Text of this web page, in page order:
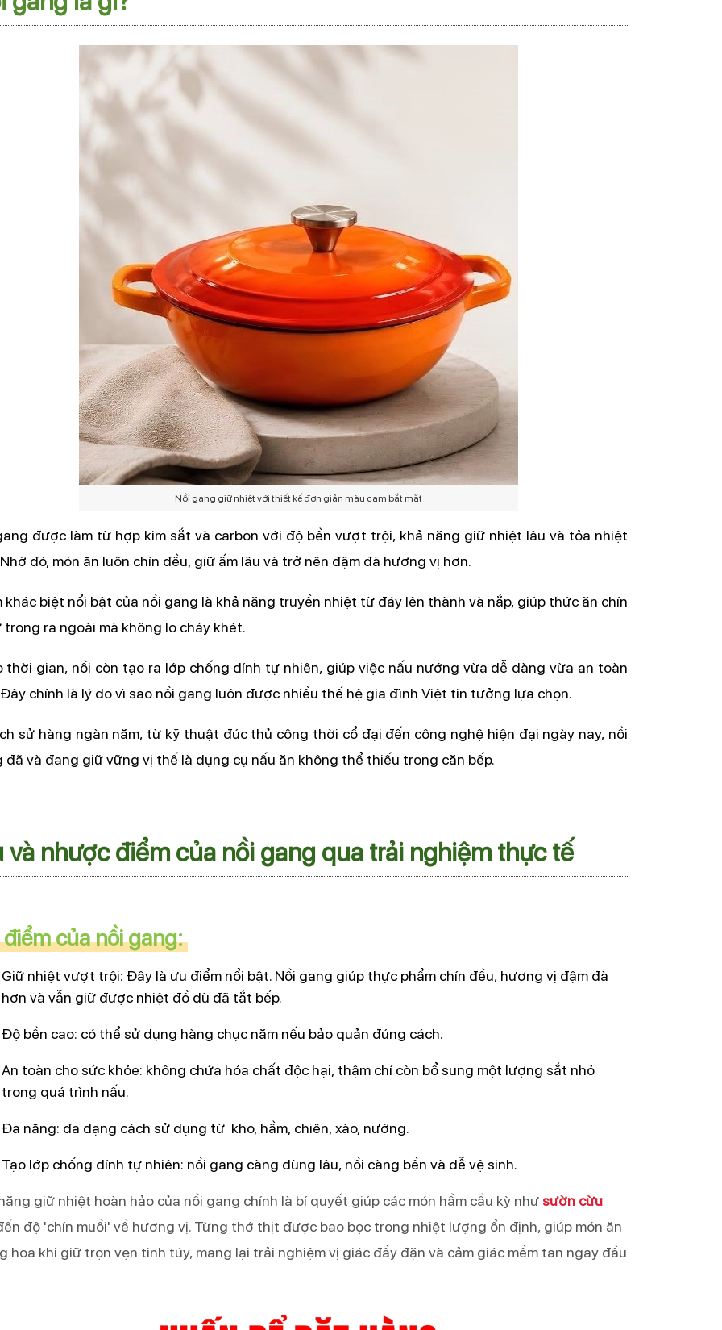
Nồi gang giữ nhiệt với thiết kế đơn giản màu cam bắt mắt
được làm từ hợp kim sắt và carbon với độ bền vượt trội, khả năng giữ nhiệt lâu và tỏa nhiệt
đó, món ăn luôn chín đều, giữ ấm lâu và trở nên đậm đà hương vị hơn.
khác biệt nổi bật của nồi gang là khả năng truyền nhiệt từ đáy lên thành và nắp, giúp thức ăn chín
trong ra ngoài mà không lo cháy khét.
thời gian, nồi còn tạo ra lớp chống dính tự nhiên, giúp việc nấu nướng vừa dễ dàng vừa an toàn
chính là lý do vì sao nồi gang luôn được nhiều thế hệ gia đình Việt tin tưởng lựa chọn.
sử hàng ngàn năm, từ kỹ thuật đúc thủ công thời cổ đại đến công nghệ hiện đại ngày nay, nồi
đã và đang giữ vững vị thế là dụng cụ nấu ăn không thể thiếu trong căn bếp.
và nhược điểm của nồi gang qua trải nghiệm thực tế
của nồi gang:
Giữ nhiệt vượt trội: Đây là ưu điểm nổi bật. Nồi gang giúp thực phẩm chín đều, hương vị đậm đà
hơn và vẫn giữ được nhiệt đồ dù đã tắt bếp.
Độ bền cao: có thể sử dụng hàng chục năm nếu bảo quản đúng cách.
An toàn cho sức khỏe: không chứa hóa chất độc hại, thậm chí còn bổ sung một lượng sắt nhỏ
trong quá trình nấu.
Đa năng: đa dạng cách sử dụng từ  kho, hầm, chiên, xào, nướng.
Tạo lớp chống dính tự nhiên: nồi gang càng dùng lâu, nồi càng bền và dễ vệ sinh.
giữ nhiệt hoàn hảo của nồi gang chính là bí quyết giúp các món hầm cầu kỳ như sườn cừu
độ 'chín muồi' về hương vị. Từng thớ thịt được bao bọc trong nhiệt lượng ổn định, giúp món ăn
hoa khi giữ trọn vẹn tinh túy, mang lại trải nghiệm vị giác đầy đặn và cảm giác mềm tan ngay đầu